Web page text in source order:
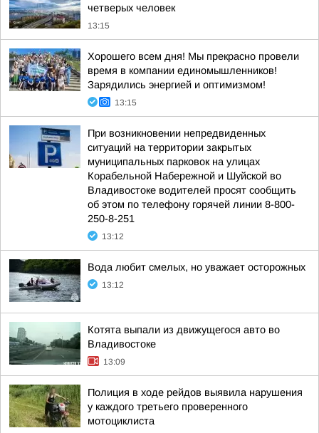
четверых человек
13:15
Хорошего всем дня! Мы прекрасно провели
время в компании единомышленников!
Зарядились энергией и оптимизмом!
13:15
При возникновении непредвиденных
ситуаций на территории закрытых
муниципальных парковок на улицах
Корабельной Набережной и Шуйской во
Владивостоке водителей просят сообщить
об этом по телефону горячей линии 8-800-
250-8-251
13:12
Вода любит смелых, но уважает осторожных
13:12
Котята выпали из движущегося авто во
Владивостоке
13:09
Полиция в ходе рейдов выявила нарушения
у каждого третьего проверенного
мотоциклиста